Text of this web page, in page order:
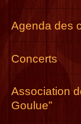
Agenda des
Concerts
Association
Goulue”